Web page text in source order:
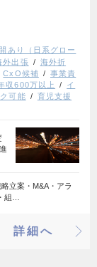
あり（日系グロー
外出張
海外折
CxO候補
事業責
収600万以上
イ
可能
育児支援
立案・M&A・アラ
組…
詳細へ